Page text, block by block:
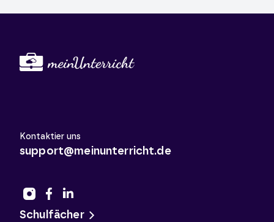
Kontaktier uns
support@meinunterricht.de
Schulfächer